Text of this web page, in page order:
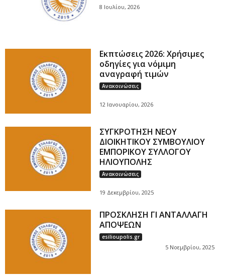
8 Ιουλίου, 2026
Εκπτώσεις 2026: Χρήσιμες
οδηγίες για νόμιμη
αναγραφή τιμών
Ανακοινώσεις
12 Ιανουαρίου, 2026
ΣΥΓΚΡΟΤΗΣΗ ΝΕΟΥ
ΔΙΟΙΚΗΤΙΚΟΥ ΣΥΜΒΟΥΛΙΟΥ
ΕΜΠΟΡΙΚΟΥ ΣΥΛΛΟΓΟΥ
ΗΛΙΟΥΠΟΛΗΣ
Ανακοινώσεις
19 Δεκεμβρίου, 2025
ΠΡΟΣΚΛΗΣΗ ΓΙ ΑΝΤΑΛΛΑΓΗ
ΑΠΟΨΕΩΝ
esilioupolis.gr
5 Νοεμβρίου, 2025